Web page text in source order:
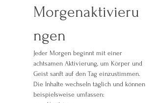
Morgenaktivieru
ngen
Jeder Morgen beginnt mit einer
achtsamen Aktivierung, um Körper und
Geist sanft auf den Tag einzustimmen.
Die Inhalte wechseln täglich und können
beispielsweise umfassen: